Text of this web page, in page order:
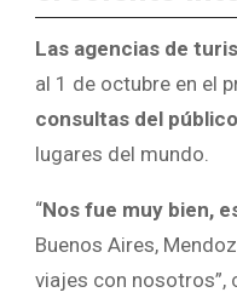
Las agencias de
al 1 de octubre en el
consultas del
lugares del mundo.
“Nos fue muy bien,
Buenos Aires,
viajes con nosotros”,